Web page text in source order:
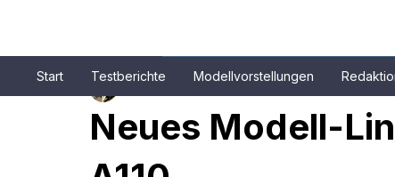
Start Testberichte Modellvorstellungen
2 Min. Lesezeit
Neues Modell-